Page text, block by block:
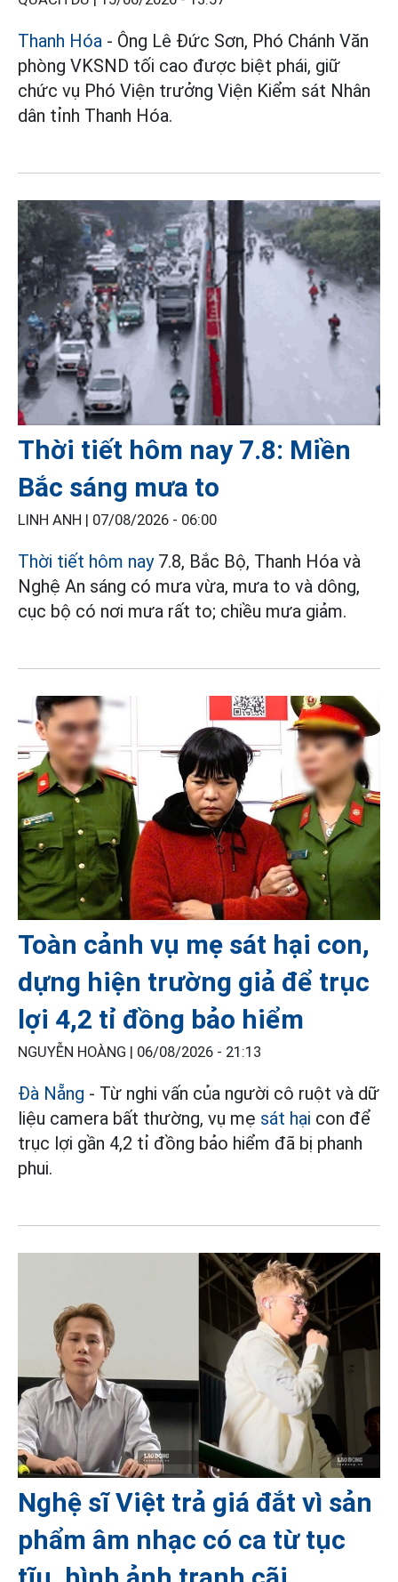
Thanh Hóa - Ông Lê Đức Sơn, Phó Chánh Văn
phòng VKSND tối cao được biệt phái, giữ
chức vụ Phó Viện trưởng Viện Kiểm sát Nhân
dân tỉnh Thanh Hóa.
Thời tiết hôm nay 7.8: Miền
Bắc sáng mưa to
LINH ANH | 07/08/2026 - 06:00
Thời tiết hôm nay7.8, Bắc Bộ, Thanh Hóa và
Nghệ An sáng có mưa vừa, mưa to và dông,
cục bộ có nơi mưa rất to; chiều mưa giảm.
Toàn cảnh vụ mẹ sát hại con,
dựng hiện trường giả để trục
lợi 4,2 tỉ đồng bảo hiểm
NGUYỄN HOÀNG | 06/08/2026 - 21:13
Đà Nẵng - Từ nghi vấn của người cô ruột và dữ
liệu camera bất thường, vụ mẹ sát hại con để
trục lợi gần 4,2 tỉ đồng bảo hiểm đã bị phanh
phui.
Nghệ sĩ Việt trả giá đắt vì sản
phẩm âm nhạc có ca từ tục